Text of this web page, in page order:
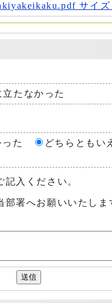
サイ
立たなかった
た どちらともい
入ください。
部署へお願いいたし